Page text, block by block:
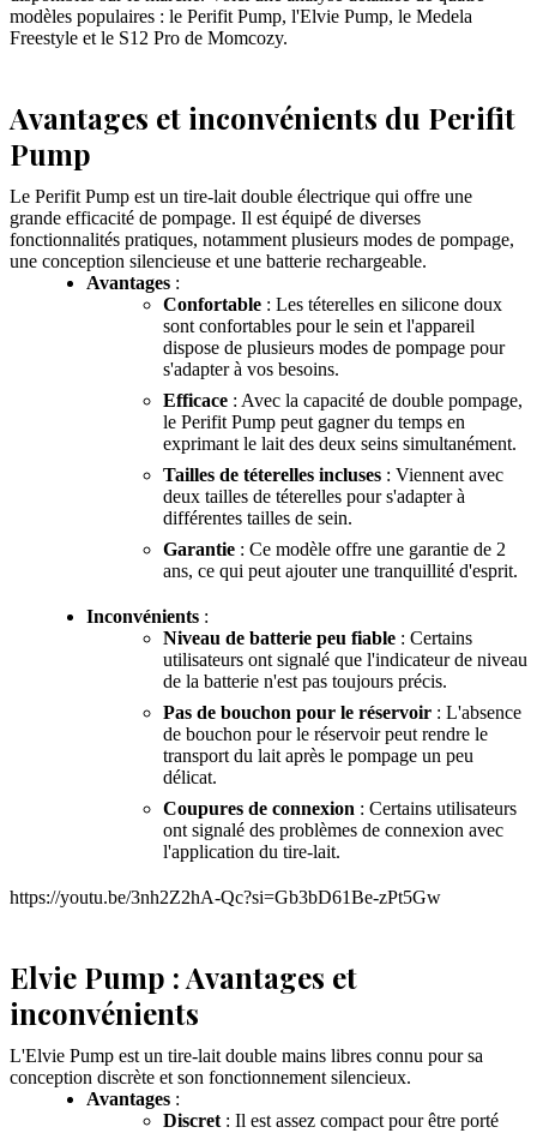
modèles populaires : le Perifit Pump, l'Elvie Pump, le Medela
Freestyle et le S12 Pro de Momcozy.
Avantages et inconvénients du Perifit
Pump
Le Perifit Pump est un tire-lait double électrique qui offre une
grande efficacité de pompage. Il est équipé de diverses
fonctionnalités pratiques, notamment plusieurs modes de pompage,
une conception silencieuse et une batterie rechargeable.
Avantages :
Confortable : Les téterelles en silicone doux
sont confortables pour le sein et l'appareil
dispose de plusieurs modes de pompage pour
s'adapter à vos besoins.
Efficace : Avec la capacité de double pompage,
le Perifit Pump peut gagner du temps en
exprimant le lait des deux seins simultanément.
Tailles de téterelles incluses : Viennent avec
deux tailles de téterelles pour s'adapter à
différentes tailles de sein.
Garantie : Ce modèle offre une garantie de 2
ans, ce qui peut ajouter une tranquillité d'esprit.
Inconvénients :
Niveau de batterie peu fiable : Certains
utilisateurs ont signalé que l'indicateur de niveau
de la batterie n'est pas toujours précis.
Pas de bouchon pour le réservoir : L'absence
de bouchon pour le réservoir peut rendre le
transport du lait après le pompage un peu
délicat.
Coupures de connexion : Certains utilisateurs
ont signalé des problèmes de connexion avec
l'application du tire-lait.
https://youtu.be/3nh2Z2hA-Qc?si=Gb3bD61Be-zPt5Gw
Elvie Pump : Avantages et
inconvénients
L'Elvie Pump est un tire-lait double mains libres connu pour sa
conception discrète et son fonctionnement silencieux.
Avantages :
Discret : Il est assez compact pour être porté